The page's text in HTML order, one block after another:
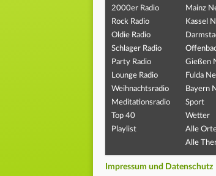
2000er Radio
Rock Radio
Oldie Radio
Schlager Radio
Party Radio
Lounge Radio
Weihnachtsradio
Meditationsradio
Top 40
Playlist
Mainz
Kassel
Gießen
Fulda
Bayern
Sport
Wetter
Alle
Alle
Impressum und Datenschutz